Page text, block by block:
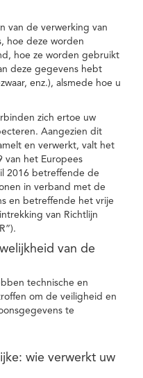
van de verwerking van
hoe deze worden
hoe ze worden gebruikt
deze gegevens hebt
enz.), alsmede hoe u
zich ertoe uw
Aangezien dit
en verwerkt, valt het
van het Europees
2016 betreffende de
in verband met de
en betreffende het vrije
van Richtlijn
van de
technische en
om de veiligheid en
te
wie verwerkt uw